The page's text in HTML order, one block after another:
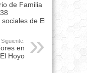
de Familia
de El
Siguiente:
en
El Hoyo